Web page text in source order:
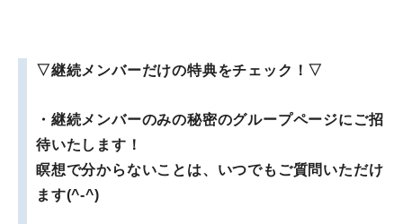
▽継続メンバーだけの特典をチェック！ ▽
・継続メンバーのみの秘密のグループページにご招
待いたします！
瞑想で分からないことは、いつでもご質問いただけ
ます(^-^)